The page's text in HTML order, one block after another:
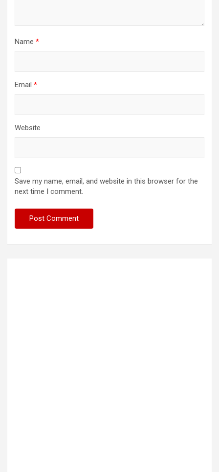
Name *
Email *
Website
Save my name, email, and website in this browser for the
next time I comment.